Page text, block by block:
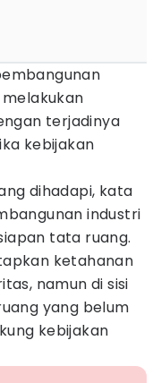
terjadinya
kebijakan
dihadapi, kata
industri
tata ruang.
ketahanan
namun di sisi
yang belum
kebijakan